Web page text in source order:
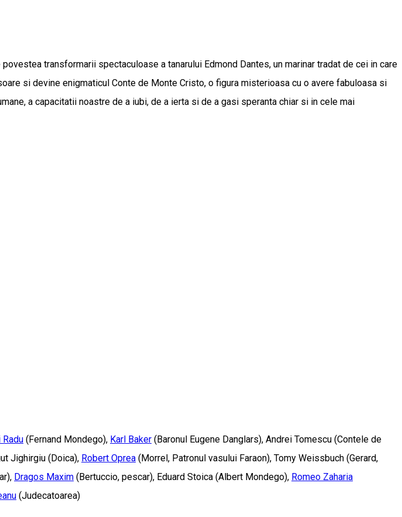
transformarii spectaculoase a tanarului Edmond Dantes, un marinar tradat de cei in care
si devine enigmaticul Conte de Monte Cristo, o figura misterioasa cu o avere fabuloasa si
a capacitatii noastre de a iubi, de a ierta si de a gasi speranta chiar si in cele mai
Radu (Fernand Mondego), Karl Baker (Baronul Eugene Danglars), Andrei Tomescu (Contele de
Jighirgiu (Doica), Robert Oprea (Morrel, Patronul vasului Faraon), Tomy Weissbuch (Gerard,
Dragos Maxim (Bertuccio, pescar), Eduard Stoica (Albert Mondego), Romeo Zaharia
(Judecatoarea)